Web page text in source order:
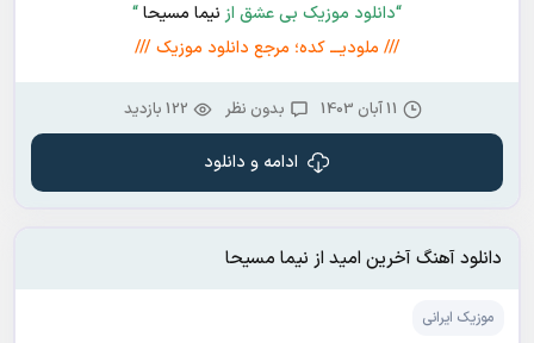
“دانلود موزیک بی عشق از نیما مسیحا“
/// ملودیـــ کده؛ مرجع دانلود موزیک ///
11 آبان 1403 بدون نظر 122 بازدید
ادامه و دانلود
دانلود آهنگ آخرین امید از نیما مسیحا
موزیک ایرانی